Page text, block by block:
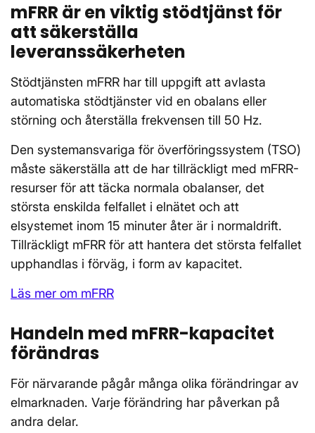
mFRR är en viktig stödtjänst för
att säkerställa
leveranssäkerheten
Stödtjänsten mFRR har till uppgift att avlasta
automatiska stödtjänster vid en obalans eller
störning och återställa frekvensen till 50 Hz.
Den systemansvariga för överföringssystem (TSO)
måste säkerställa att de har tillräckligt med mFRR-
resurser för att täcka normala obalanser, det
största enskilda felfallet i elnätet och att
elsystemet inom 15 minuter åter är i normaldrift.
Tillräckligt mFRR för att hantera det största felfallet
upphandlas i förväg, i form av kapacitet.
Läs mer om mFRR
Handeln med mFRR-kapacitet
förändras
För närvarande pågår många olika förändringar av
elmarknaden. Varje förändring har påverkan på
andra delar.